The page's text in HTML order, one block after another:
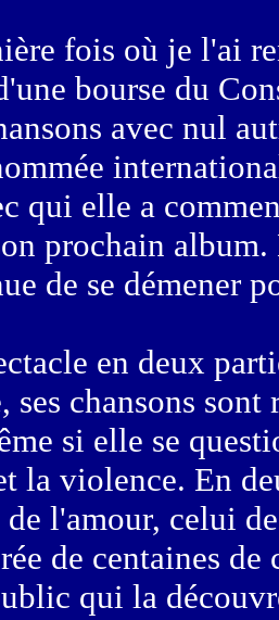
fois où je l'ai
bourse du
avec nul
qui elle a
prochain
de se démener
en deux
ses chansons
si elle se
la violence. En
l'amour, celui
de centaines
qui la